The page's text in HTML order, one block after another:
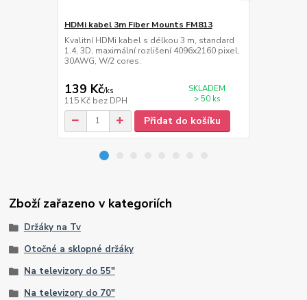
HDMi kabel 3m Fiber Mounts FM813
Kvalitní HDMi kabel s délkou 3 m, standard
1.4, 3D, maximální rozlišení 4096x2160 pixel,
30AWG, W/2 cores.
139 Kč/ks
115 Kč bez DPH
SKLADEM
> 50 ks
Přidat do košíku
Zboží zařazeno v kategoriích
Držáky na Tv
Otočné a sklopné držáky
Na televizory do 55"
Na televizory do 70"